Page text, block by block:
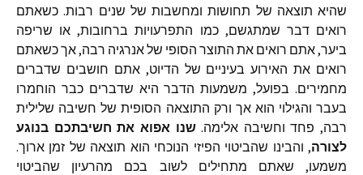
שהיא תוצאה של תחושות ומחשבות של שנים רבות. כשאתם
רואים דבר שמתגשם,כמו התפרעויות ברחובות, או שריפה
ביער,אתם רואים את התוצר הסופי שלאנרגיה רבה,אךכשאתם
רואים את האירוע בעיניים של הדיוט,אתם חושבים שדברים
מחמירים. בפועל, משמעות הדבר היא שדברים כבר הוחמרו
בעבר והגילוי הוא אך ורק התוצאה הסופית של חשיבה שלילית
רבה, פחד וחשיבה אלימה.שנו אפוא את חשיבתכם בנוגע
לצורה, והבינו שהביטוי הפיזי הנוכחי הוא תוצאה של זמן ארוך.
משמעו, שאתם מתחילים לשוב בכם מהרעיון
שהביטוי